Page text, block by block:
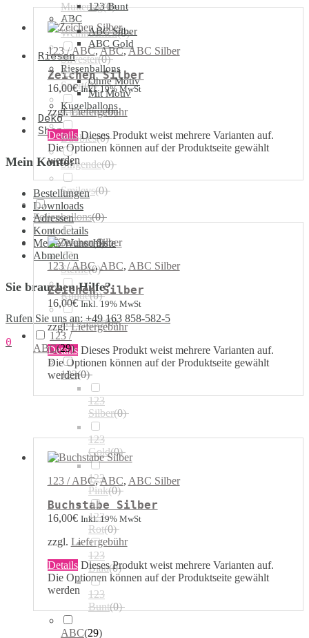
123 Bunt
ABC
ABC Silber
ABC Gold
Riesen
Riesenballons
Ohne Motiv
Mit Motiv
Kugelballons
Deko
Shop
Mein Konto:
Bestellungen
Downloads
Adressen
Kontodetails
Meine Wunschliste
Abmelden
Sie brauchen Hilfe?
Rufen Sie uns an: +49 163 858-582-5
0
123 / ABC,ABC,ABC Silber
Zeichen Silber
16,00€ Inkl. 19% MwSt
zzgl.Liefergebühr
Details Dieses Produkt weist mehrere Varianten auf.
Die Optionen können auf der Produktseite gewählt
werden
123 / ABC,ABC, ABC Silber
Zeichen Silber
16,00€ Inkl. 19% MwSt
zzgl.Liefergebühr
Details Dieses Produkt weist mehrere Varianten auf.
Die Optionen können auf der Produktseite gewählt
werden
123 / ABC,ABC, ABC Silber
Buchstabe Silber
16,00€ Inkl. 19% MwSt
zzgl. Liefergebühr
Details Dieses Produkt weist mehrere Varianten auf.
Die Optionen können auf der Produktseite gewählt
werden
Muttertag(0)
Weihnachten(0)
Silvester(0)
Sport(0)
Airwalker(0)
Bubbles(0)
Singende(0)
Smileys(0)
Folienballons(0)
Herzen(0)
Sterne(0)
Runde(0)
Airwalker(0)
123 /
ABC(29)
123(0)
123
Silber(0)
123
Gold(0)
123
Pink(0)
123
Rot(0)
123
Blau(0)
123
Bunt(0)
ABC(29)